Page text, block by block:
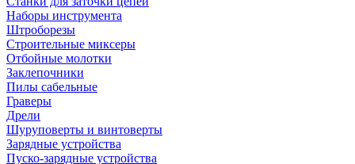
Наборы инструмента
Штроборезы
Строительные миксеры
Отбойные молотки
Заклепочники
Пилы сабельные
Граверы
Дрели
Шуруповерты и винтоверты
Зарядные устройства
Пуско-зарядные устройства